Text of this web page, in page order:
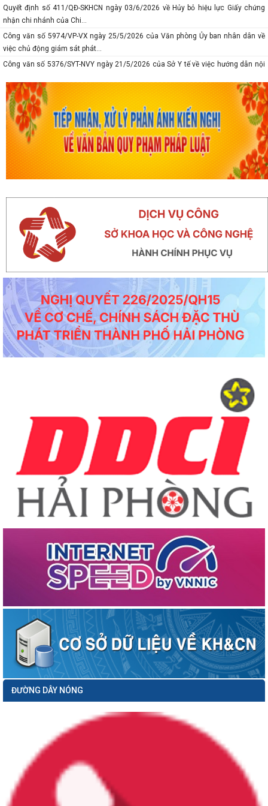
Quyết định số 411/QĐ-SKHCN ngày 03/6/2026 về Hủy bỏ hiệu lực Giấy chứng
nhận chi nhánh của Chi...
Công văn số 5974/VP-VX ngày 25/5/2026 của Văn phòng Ủy ban nhân dân về
việc chủ động giám sát phát...
Công văn số 5376/SYT-NVY ngày 21/5/2026 của Sở Y tế về việc hướng dẫn nội
Thông báo số 618/TB-SKHCN ngày 10/5/2026 Số điện thoại đường dây nóng và
trang Facebook tiếp nhận...
Báo cáo số 277-BC/TU ngày 08/5/2026 của Thành ủy về tình hình thự hiện
nhiệm vụ tháng 4; nhiệm vụ,...
Thông báo số 375-TB/TU ngày 8/5/2026 Ý kiến của Ban thường vụ Thành ủy về
tình hình thực hiện nhiệm...
Công văn số 5167/VP-VX ngày 10/5/2026 của Văn phòng Ủy ban nhân dân
nâng cấp, cải tiến hệ thống...
Thông báo số 370-TB/TU ngày 06/5/2026 ý kiến của Thường trực Thành ủy về
công tác chuẩn bị tổ chức...
Thông báo số 594/TB-SKHCN ngày 05/5/2026 Kết luận Hội nghị đối thoại và giải
quyết kiến nghị của...
Công văn số 4621/SYT-CCDSTE ngày 05/5/2026 của Sở Y tế về việc tăng cường
đảm bảo an toàn, phòng...
Công văn số 3817/STC-ĐKKD&QLDN ngày 04/5/2026 của Sở Tài chính về việc
tuyên truyền, phổ biến kêu...
Công văn số 1524/SKHCN-HTS&CNg ngày 22/4/2026 Quyết định ban hành Quy
chế phối hợp trong hoạt động...
Công văn số 65-CV/BTGDVĐU ngày 27/3/2026 của Ban tuyên giáo và Dân vận
về việc tuyên truyền kỷ niệm...
Thông báo số 139/TB-BKHCN ngày 10/4/2026 của Bộ Khoa học và Công nghệ
về việc tiệp nhận hồ sơ đề...
Công văn số 1379/SKHCN-HTS&CNg ngày 14/4/2026 về việc xin ý kiến về hồ sơ
dự thảo Quyết định ban...
Dự thảo Quyết định ban hành Quy định tổ chức Hội thi sáng tạo kỹ thuật, Cuộc
thi sáng tạo thanh...
Công văn số 1306/SKHCN-VP ngày 09/4/2026 về việc tham gia lấy ý kiến về hồ
sơ dự thảo Quyết định...
Thông báo số 379/TB-SKHCN ngày 01/4/2026 về việc mời chào giá thực hiện
nhiệm vụ: Lập kế hoạch ứng...
Công văn số 3378/VP-NC ngày 31/3/2026 của Văn phòng Ủy ban nhân dân
thành phố về việc hưởng ứng...
hồ sơ dự thảo Quyết định...
Thông báo số 345/TB-SKHCN ngày 26/3/2026 Tuyển chọn dự án khởi nghiệp
sáng tạo để ươm tạo, hỗ trợ...
Thông báo số 09/TB-TTTT ngày 16/03/2026 về việc Công khai danh sách nâng
bậc lương trước thời hạn...
Thông báo số 279/TB-SKHCN ngày 16/3/2026 Tổ chức Hội nghị đối thoại và giải
quyết kiến nghị của...
Công văn số 849/SKHCN-HTS&CNg ngày 12/3/2026 về việc tham gia ý kiến vào
hồ sơ dự thảo Quyết định...
Công văn số 587/TGV ngày 11/3/2026 của Tổ giúp việc triển khai ĐA06;
CCTTHC, CĐS gắn với ĐA06 về...
Thông báo số 230/TB-SKHCN ngày 09/3/2026 Đề xuất nhiệm vụ đổi mới sáng
tạo năm 2026 (Triển khai Kế...
Kế hoạch số 96/KH-SKHCN ngày 27/2/2026 Mở đợt cao điểm triển khai cài đặt
ĐƯỜNG DÂY NÓNG